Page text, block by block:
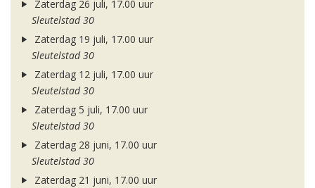
Zaterdag 26 juli, 17.00 uur
Sleutelstad 30
Zaterdag 19 juli, 17.00 uur
Sleutelstad 30
Zaterdag 12 juli, 17.00 uur
Sleutelstad 30
Zaterdag 5 juli, 17.00 uur
Sleutelstad 30
Zaterdag 28 juni, 17.00 uur
Sleutelstad 30
Zaterdag 21 juni, 17.00 uur